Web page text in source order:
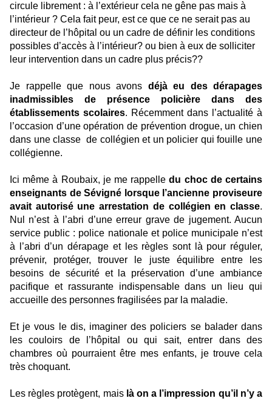
circule librement : à l’extérieur cela ne gêne pas mais à
l’intérieur ? Cela fait peur, est ce que ce ne serait pas au
directeur de l’hôpital ou un cadre de définir les conditions
possibles d’accès à l’intérieur? ou bien à eux de solliciter
leur intervention dans un cadre plus précis??
Je rappelle que nous avons déjà eu des dérapages
inadmissibles de présence policière dans des
établissements scolaires. Récemment dans l’actualité à
l’occasion d’une opération de prévention drogue, un chien
dans une classe de collégien et un policier qui fouille une
collégienne.
Ici même à Roubaix, je me rappelledu choc de certains
enseignants de Sévigné lorsque l’ancienne proviseure
avait autorisé une arrestation de collégien en classe.
Nul n’est à l’abri d’une erreur grave de jugement. Aucun
service public : police nationale et police municipale n’est
à l’abri d’un dérapage et les règles sont là pour réguler,
prévenir, protéger, trouver le juste équilibre entre les
besoins de sécurité et la préservation d’une ambiance
pacifique et rassurante indispensable dans un lieu qui
accueille des personnes fragilisées par la maladie.
Et je vous le dis, imaginer des policiers se balader dans
les couloirs de l’hôpital ou qui sait, entrer dans des
chambres où pourraient être mes enfants, je trouve cela
très choquant.
Les règles protègent, mais là on a l’impression qu’il n’y a